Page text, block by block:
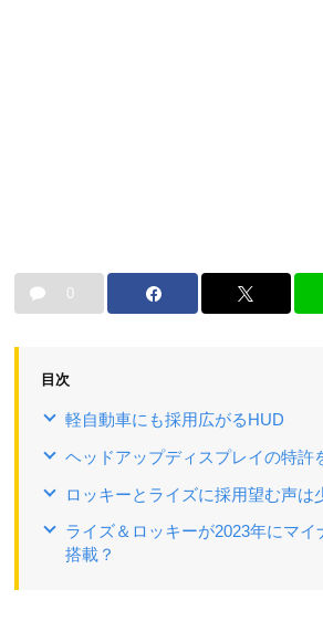
0
目次
軽自動車にも採用広がるHUD
ヘッドアップディスプレイの特許
ロッキーとライズに採用望む声は
ライズ＆ロッキーが2023年にマイ
搭載？